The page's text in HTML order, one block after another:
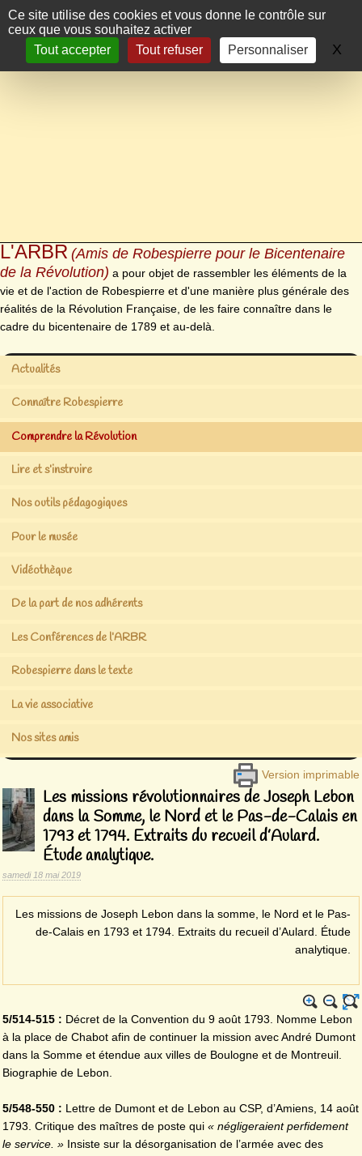
Panneau de gestion des cookies
Ce site utilise des cookies et vous donne le contrôle sur
ceux que vous souhaitez activer
Tout accepter
Tout refuser Personnaliser X
L'ARBR (Amis de Robespierre pour le Bicentenaire
de la Révolution) a pour objet de rassembler les éléments de la
vie et de l'action de Robespierre et d'une manière plus générale des
réalités de la Révolution Française, de les faire connaître dans le
cadre du bicentenaire de 1789 et au-delà.
Actualités
Connaître Robespierre
Comprendre la Révolution
Lire et s’instruire
Nos outils pédagogiques
Pour le musée
Vidéothèque
De la part de nos adhérents
Les Conférences de l’ARBR
Robespierre dans le texte
La vie associative
Nos sites amis
Version imprimable
Les missions révolutionnaires de Joseph Lebon
dans la Somme, le Nord et le Pas-de-Calais en
1793 et 1794. Extraits du recueil d’Aulard.
Étude analytique.
samedi 18 mai 2019
Les missions de Joseph Lebon dans la somme, le Nord et le Pas-
de-Calais en 1793 et 1794. Extraits du recueil d’Aulard. Étude
analytique.
5/514-515 : Décret de la Convention du 9 août 1793. Nomme Lebon
à la place de Chabot afin de continuer la mission avec André Dumont
dans la Somme et étendue aux villes de Boulogne et de Montreuil.
Biographie de Lebon.
5/548-550 : Lettre de Dumont et de Lebon au CSP, d’Amiens, 14 août
1793. Critique des maîtres de poste qui « négligeraient perfidement
le service. » Insiste sur la désorganisation de l’armée avec des